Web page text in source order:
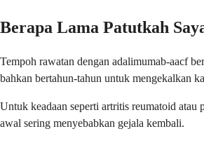
Berapa Lama Patutkah
Tempoh rawatan dengan adalimumab-aacf
bahkan bertahun-tahun untuk mengekalkan
Untuk keadaan seperti artritis reumatoid
awal sering menyebabkan gejala kembali.